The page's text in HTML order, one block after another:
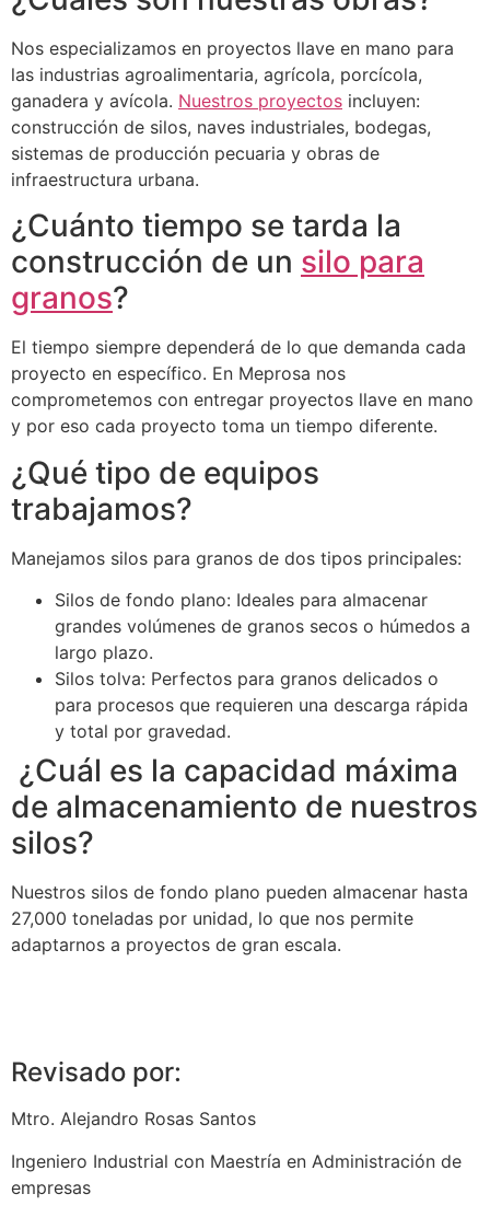
Nos especializamos en proyectos llave en mano para
las industrias agroalimentaria, agrícola, porcícola,
ganadera y avícola. Nuestros proyectos incluyen:
construcción de silos, naves industriales, bodegas,
sistemas de producción pecuaria y obras de
infraestructura urbana.
¿Cuánto tiempo se tarda la
construcción de un silo para
granos?
El tiempo siempre dependerá de lo que demanda cada
proyecto en específico. En Meprosa nos
comprometemos con entregar proyectos llave en mano
y por eso cada proyecto toma un tiempo diferente.
¿Qué tipo de equipos
trabajamos?
Manejamos silos para granos de dos tipos principales:
Silos de fondo plano: Ideales para almacenar
grandes volúmenes de granos secos o húmedos a
largo plazo.
Silos tolva: Perfectos para granos delicados o
para procesos que requieren una descarga rápida
y total por gravedad.
¿Cuál es la capacidad máxima
de almacenamiento de nuestros
silos?
Nuestros silos de fondo plano pueden almacenar hasta
27,000 toneladas por unidad, lo que nos permite
adaptarnos a proyectos de gran escala.
Revisado por:
Mtro. Alejandro Rosas Santos
Ingeniero Industrial con Maestría en Administración de
empresas